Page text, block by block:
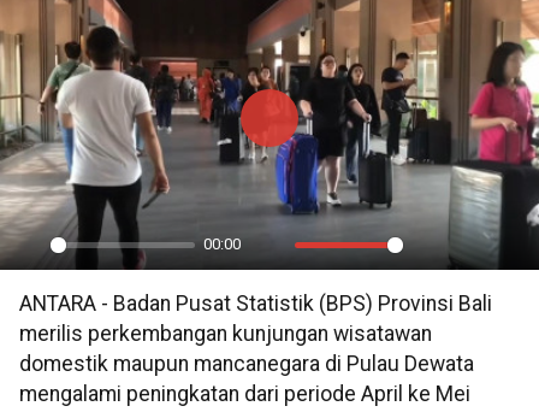
Play
00:00
Mute Settings
PIP
Play
ANTARA - Badan Pusat Statistik (BPS) Provinsi Bali
merilis perkembangan kunjungan wisatawan
domestik maupun mancanegara di Pulau Dewata
mengalami peningkatan dari periode April ke Mei